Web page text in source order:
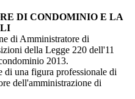
DI CONDOMINIO E LA
di Amministratore di
della Legge 220 dell'11
2013.
di una figura professionale di
dell'amministrazione di